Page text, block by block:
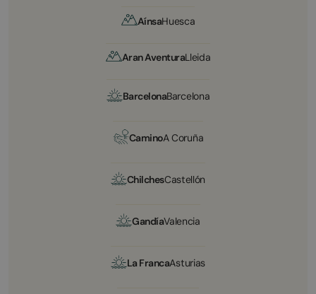
AínsaHuesca
Aran AventuraLleida
BarcelonaBarcelona
CaminoA Coruña
ChilchesCastellón
GandíaValencia
La FrancaAsturias